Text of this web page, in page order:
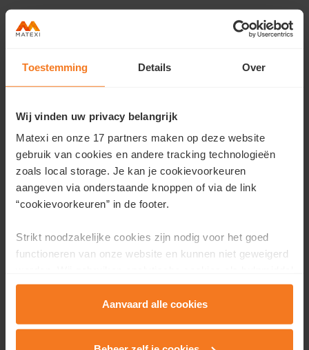
Toestemming Details Over
Wij vinden uw privacy belangrijk
Matexi en onze 17 partners maken op deze website
gebruik van cookies en andere tracking technologieën
zoals local storage. Je kan je cookievoorkeuren
aangeven via onderstaande knoppen of via de link
“cookievoorkeuren” in de footer.
Strikt noodzakelijke cookies zijn nodig voor het goed
functioneren van onze website en kunnen niet geweigerd
om onze website en dienstverlening te verbeteren.
Functionele cookies zorgen ervoor dat je de embedded
video’s van Vimeo kan afspelen en locaties via Google
Aanvaard alle cookies
Our development projects in Oostakker
Meergaard inOostakker
From€ 265.000
new-build apartments with 1, 2 or 3 bedrooms